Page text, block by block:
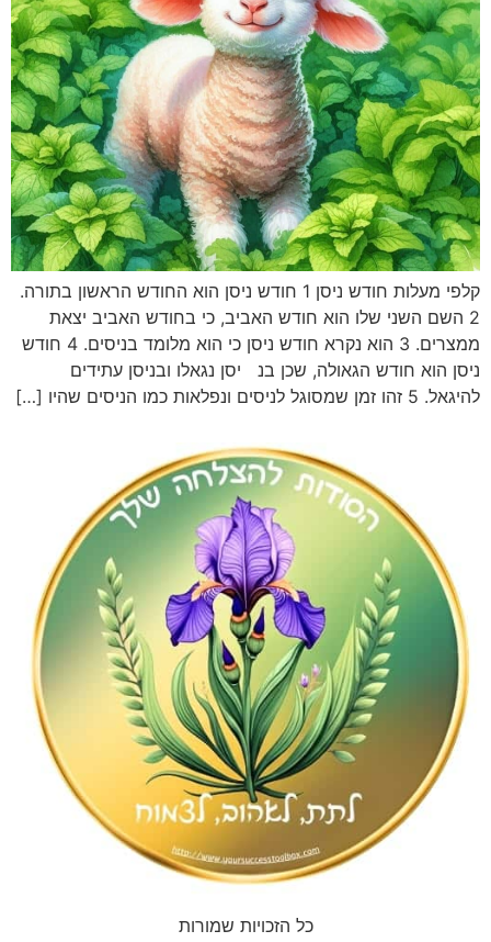
קלפי מעלות חודש ניסן 1 חודש ניסן הוא החודש הראשון בתורה.
השני שלו הוא חודש האביב, כי בחודש האביב יצאת
ממצרים. 3 הוא נקרא חודש ניסן כי הוא מלומד בניסים. 4 חודש
חודש הגאולה, שכן בנ יסן נגאלו ובניסן עתידים
כל הזכויות שמורות